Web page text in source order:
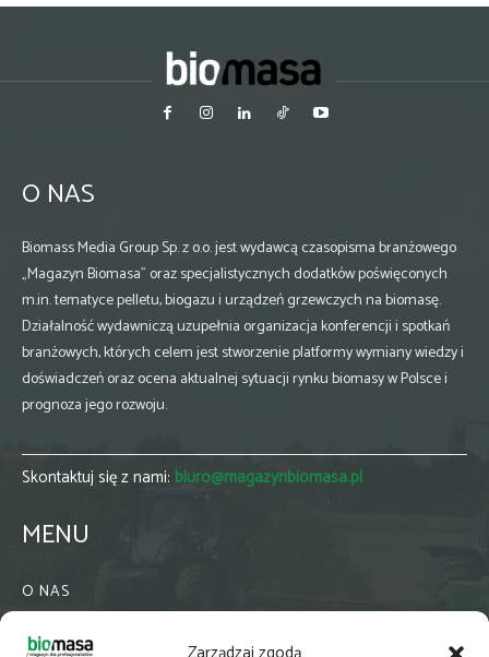
O NAS
Biomass Media Group Sp. z o.o. jest wydawcą czasopisma branżowego
„Magazyn Biomasa” oraz specjalistycznych dodatków poświęconych
m.in. tematyce pelletu, biogazu i urządzeń grzewczych na biomasę.
Działalność wydawniczą uzupełnia organizacja konferencji i spotkań
branżowych, których celem jest stworzenie platformy wymiany wiedzy i
doświadczeń oraz ocena aktualnej sytuacji rynku biomasy w Polsce i
prognoza jego rozwoju.
Skontaktuj się z nami: biuro@magazynbiomasa.pl
MENU
O NAS